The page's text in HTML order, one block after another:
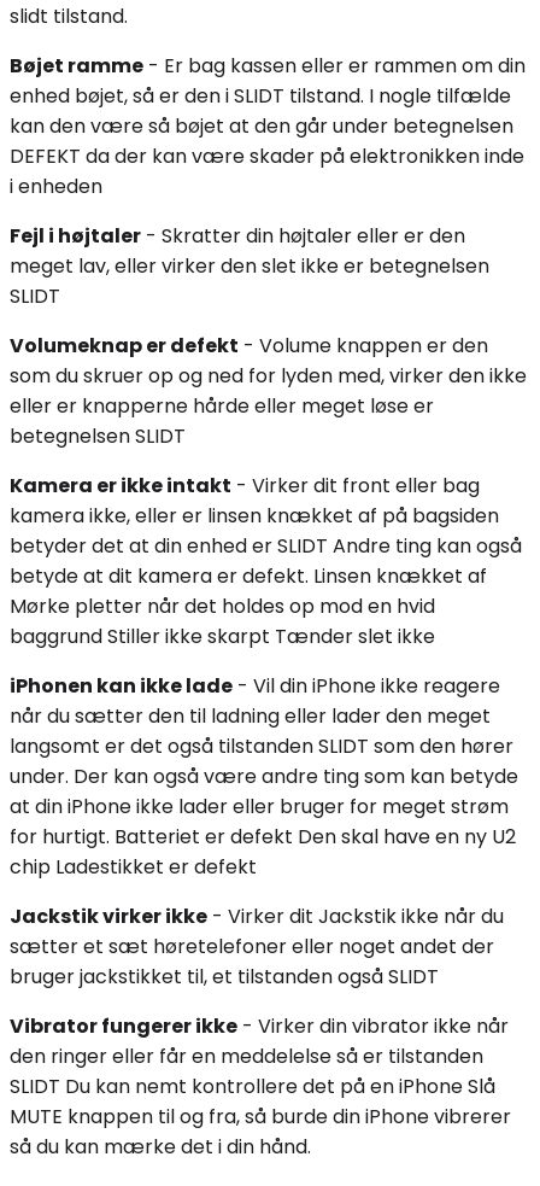
slidt tilstand.
Bøjet ramme - Er bag kassen eller er rammen om din
enhed bøjet, så er den i SLIDT tilstand. I nogle tilfælde
kan den være så bøjet at den går under betegnelsen
DEFEKT da der kan være skader på elektronikken inde
i enheden
Fejl i højtaler - Skratter din højtaler eller er den
meget lav, eller virker den slet ikke er betegnelsen
SLIDT
Volumeknap er defekt - Volume knappen er den
som du skruer op og ned for lyden med, virker den ikke
eller er knapperne hårde eller meget løse er
betegnelsen SLIDT
Kamera er ikke intakt - Virker dit front eller bag
kamera ikke, eller er linsen knækket af på bagsiden
betyder det at din enhed er SLIDT Andre ting kan også
betyde at dit kamera er defekt. Linsen knækket af
Mørke pletter når det holdes op mod en hvid
baggrund Stiller ikke skarpt Tænder slet ikke
iPhonen kan ikke lade - Vil din iPhone ikke reagere
når du sætter den til ladning eller lader den meget
langsomt er det også tilstanden SLIDT som den hører
under. Der kan også være andre ting som kan betyde
at din iPhone ikke lader eller bruger for meget strøm
for hurtigt. Batteriet er defekt Den skal have en ny U2
chip Ladestikket er defekt
Jackstik virker ikke - Virker dit Jackstik ikke når du
sætter et sæt høretelefoner eller noget andet der
bruger jackstikket til, et tilstanden også SLIDT
Vibrator fungerer ikke - Virker din vibrator ikke når
den ringer eller får en meddelelse så er tilstanden
SLIDT Du kan nemt kontrollere det på en iPhone Slå
MUTE knappen til og fra, så burde din iPhone vibrerer
så du kan mærke det i din hånd.